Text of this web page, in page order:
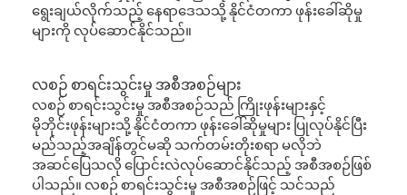
ရွေးချယ်လိုက်သည့် နေရာဒေသသို့ နိုင်ငံတကာ ဖုန်းခေါ်ဆိုမှု
များကို လုပ်ဆောင်နိုင်သည်။
လစဉ် စာရင်းသွင်းမှု အစီအစဉ်များ
လစဉ် စာရင်းသွင်းမှု အစီအစဉ်သည် ကြိုးဖုန်းများနှင့်
မိုဘိုင်းဖုန်းများသို့ နိုင်ငံတကာ ဖုန်းခေါ်ဆိုမှုများ ပြုလုပ်နိုင်ပြီး
မည်သည့်အချိန်တွင်မဆို သက်တမ်းတိုးစရာ မလိုဘဲ
အဆင်ပြေသလို ပြောင်းလဲလုပ်ဆောင်နိုင်သည့် အစီအစဉ်ဖြစ်
ပါသည်။ လစဉ် စာရင်းသွင်းမှု အစီအစဉ်ဖြင့် သင်သည်